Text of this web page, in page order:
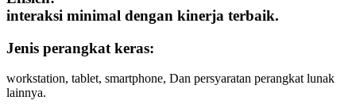
interaksi minimal dengan kinerja terbaik.
Jenis perangkat keras:
workstation, tablet, smartphone, Dan persyaratan perangkat lunak
lainnya.